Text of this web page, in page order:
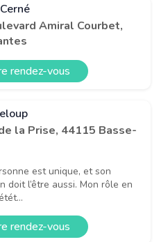
Amiral Courbet,
rendez-vous
la Prise, 44115 Basse-
est unique, et son
doit l’être aussi. Mon rôle en
rendez-vous